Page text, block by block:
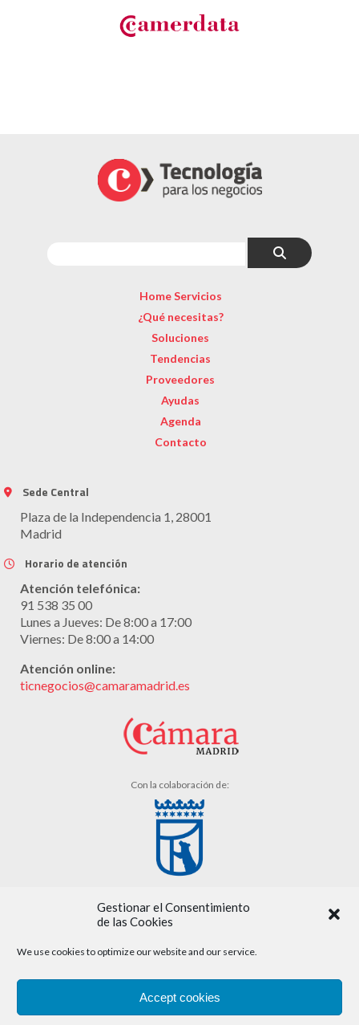
Gestionar el Consentimiento
de las Cookies
We use cookies to optimize our website and our service.
Accept cookies
Home Servicios
¿Qué necesitas?
Soluciones
Tendencias
Proveedores
Ayudas
Agenda
Contacto
Sede Central
Plaza de la Independencia 1, 28001
Madrid
Horario de atención
Atención telefónica:
91 538 35 00
Lunes a Jueves: De 8:00 a 17:00
Viernes: De 8:00 a 14:00
Atención online:
ticnegocios@camaramadrid.es
Con la colaboración de:
Aviso legal